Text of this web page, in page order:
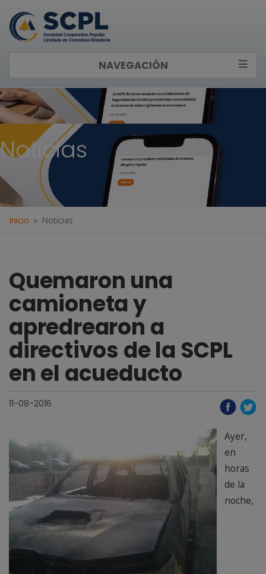
NAVEGACIÓN
Noticias
Inicio Noticias
Quemaron una
camioneta y
apredrearon a
directivos de la SCPL
en el acueducto
11-08-2016
Ayer,
en
horas
de la
noche,